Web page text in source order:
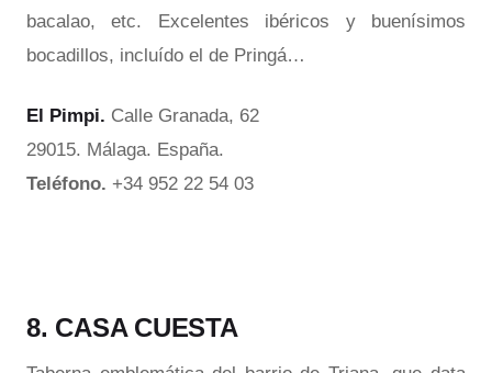
bacalao, etc. Excelentes ibéricos y buenísimos
bocadillos, incluído el de Pringá…
El Pimpi. Calle Granada, 62
29015. Málaga. España.
Teléfono. +34 952 22 54 03
8. CASA CUESTA